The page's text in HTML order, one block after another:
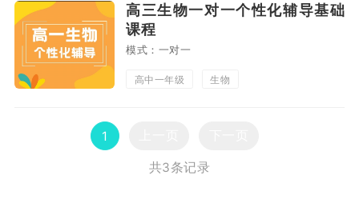
高三生物一对一个性化辅导基础
课程
模式：一对一
高中一年级 生物
1
共3条记录